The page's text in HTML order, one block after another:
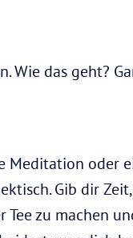
Wie das geht?
Meditation oder
Gib dir
zu machen